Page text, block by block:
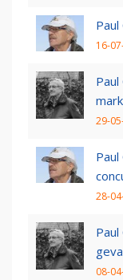
16-
29-
28-
08-